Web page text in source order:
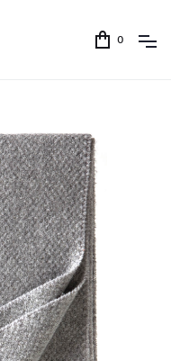
0